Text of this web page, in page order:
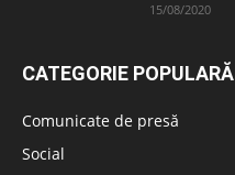
15/08/2020
CATEGORIE POPULARĂ
Comunicate de presă
Social